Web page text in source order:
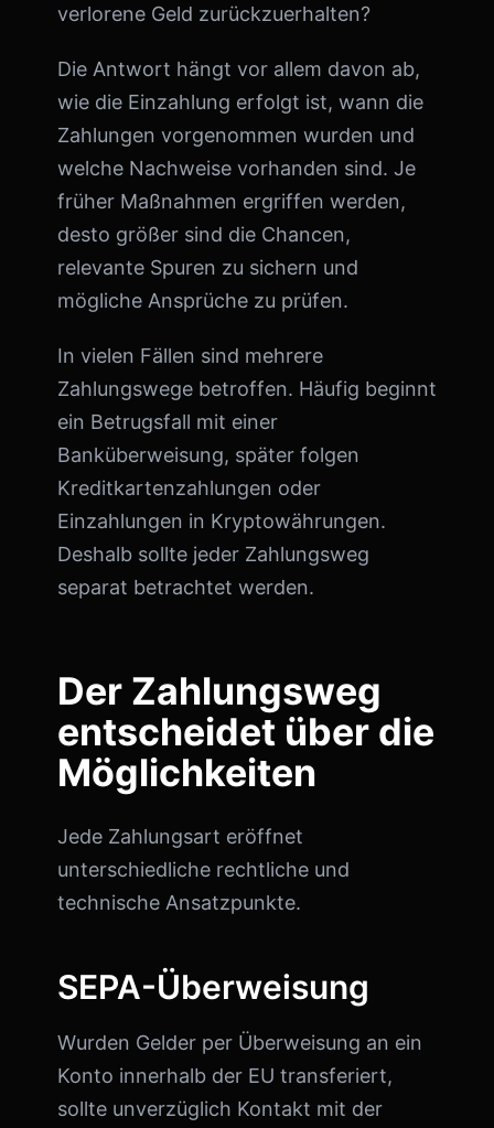
verlorene Geld zurückzuerhalten?
Die Antwort hängt vor allem davon ab,
wie die Einzahlung erfolgt ist, wann die
Zahlungen vorgenommen wurden und
welche Nachweise vorhanden sind. Je
früher Maßnahmen ergriffen werden,
desto größer sind die Chancen,
relevante Spuren zu sichern und
mögliche Ansprüche zu prüfen.
In vielen Fällen sind mehrere
Zahlungswege betroffen. Häufig beginnt
ein Betrugsfall mit einer
Banküberweisung, später folgen
Kreditkartenzahlungen oder
Einzahlungen in Kryptowährungen.
Deshalb sollte jeder Zahlungsweg
separat betrachtet werden.
Der Zahlungsweg
entscheidet über die
Möglichkeiten
Jede Zahlungsart eröffnet
unterschiedliche rechtliche und
technische Ansatzpunkte.
SEPA-Überweisung
Wurden Gelder per Überweisung an ein
Konto innerhalb der EU transferiert,
sollte unverzüglich Kontakt mit der